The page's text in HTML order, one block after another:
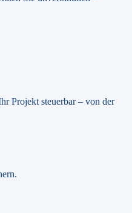
Projekt steuerbar – von der